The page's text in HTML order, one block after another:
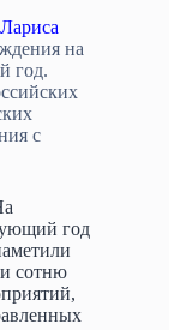
Лариса
на
год.
с
год
сотню